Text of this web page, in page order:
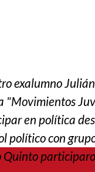
exalumno
"Movimientos
en política
político con
Quinto